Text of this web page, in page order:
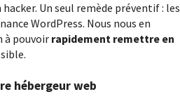
Un seul remède préventif : les
WordPress. Nous nous en
à pouvoir rapidement remettre en
hébergeur web